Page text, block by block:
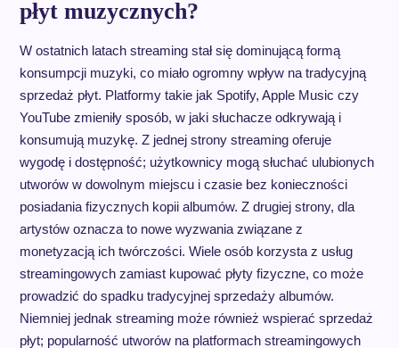
płyt muzycznych?
W ostatnich latach streaming stał się dominującą formą
konsumpcji muzyki, co miało ogromny wpływ na tradycyjną
sprzedaż płyt. Platformy takie jak Spotify, Apple Music czy
YouTube zmieniły sposób, w jaki słuchacze odkrywają i
konsumują muzykę. Z jednej strony streaming oferuje
wygodę i dostępność; użytkownicy mogą słuchać ulubionych
utworów w dowolnym miejscu i czasie bez konieczności
posiadania fizycznych kopii albumów. Z drugiej strony, dla
artystów oznacza to nowe wyzwania związane z
monetyzacją ich twórczości. Wiele osób korzysta z usług
streamingowych zamiast kupować płyty fizyczne, co może
prowadzić do spadku tradycyjnej sprzedaży albumów.
Niemniej jednak streaming może również wspierać sprzedaż
płyt; popularność utworów na platformach streamingowych